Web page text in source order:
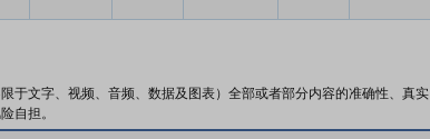
于文字、视频、音频、数据及图表）全部或者部分内容的准确性、真实
自担。